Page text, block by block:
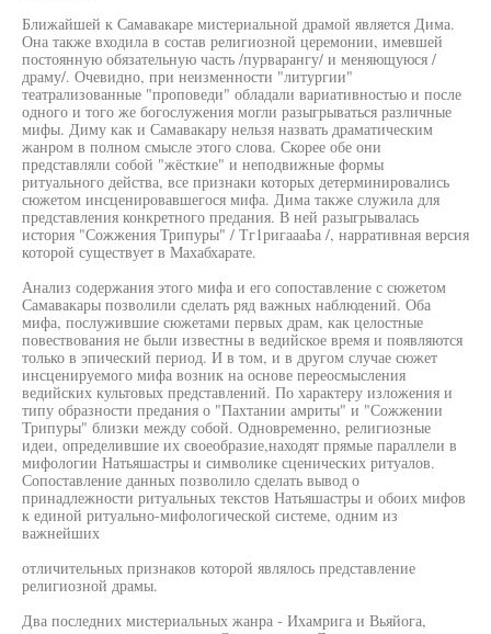
Ближайшей к Самавакаре мистериальной драмой является Дима.
Она также входила в состав религиозной церемонии, имевшей
постоянную обязательную часть /пурварангу/ и меняющуюся /
драму/. Очевидно, при неизменности "литургии"
театрализованные "проповеди" обладали вариативностью и после
одного и того же богослужения могли разыгрываться различные
мифы. Диму как и Самавакару нельзя назвать драматическим
жанром в полном смысле этого слова. Скорее обе они
представляли собой "жёсткие" и неподвижные формы
ритуального действа, все признаки которых детерминировались
сюжетом инсценировавшегося мифа. Дима также служила для
представления конкретного предания. В ней разыгрывалась
история "Сожжения Трипуры" / Тг1ригаааЬа /, нарративная версия
которой существует в Махабхарате.
Анализ содержания этого мифа и его сопоставление с сюжетом
Самавакары позволили сделать ряд важных наблюдений. Оба
мифа, послужившие сюжетами первых драм, как целостные
повествования не были известны в ведийское время и появляются
только в эпический период. И в том, и в другом случае сюжет
инсценируемого мифа возник на основе переосмысления
ведийских культовых представлений. По характеру изложения и
типу образности предания о "Пахтании амриты" и "Сожжении
Трипуры" близки между собой. Одновременно, религиозные
идеи, определившие их своеобразие,находят прямые параллели в
мифологии Натьяшастры и символике сценических ритуалов.
Сопоставление данных позволило сделать вывод о
принадлежности ритуальных текстов Натьяшастры и обоих мифов
к единой ритуально-мифологической системе, одним из
важнейших
отличительных признаков которой являлось представление
религиозной драмы.
Два последних мистериальных жанра - Ихамрига и Вьяйога,